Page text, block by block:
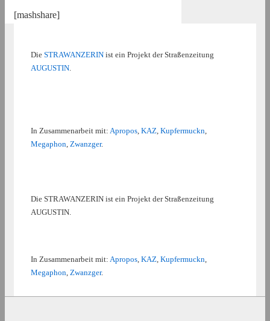
[mashshare]
Die STRAWANZERIN ist ein Projekt der Straßenzeitung
AUGUSTIN.
In Zusammenarbeit mit: Apropos, KAZ, Kupfermuckn,
Megaphon, Zwanzger.
Die STRAWANZERIN ist ein Projekt der Straßenzeitung
AUGUSTIN.
In Zusammenarbeit mit: Apropos, KAZ, Kupfermuckn,
Megaphon, Zwanzger.